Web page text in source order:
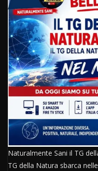
Naturalmente Sani il TG
TG della Natura sbarca